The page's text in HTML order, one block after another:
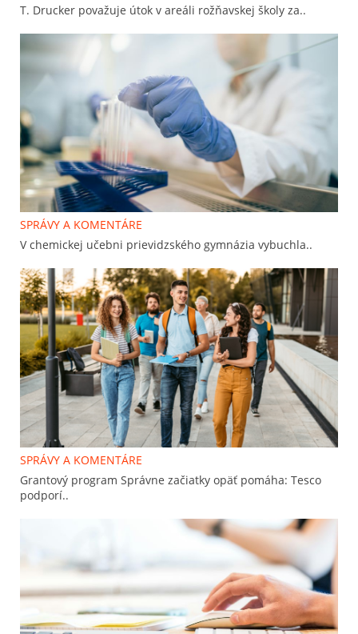
T. Drucker považuje útok v areáli rožňavskej školy za..
SPRÁVY A KOMENTÁRE
V chemickej učebni prievidzského gymnázia vybuchla..
SPRÁVY A KOMENTÁRE
Grantový program Správne začiatky opäť pomáha: Tesco
podporí..